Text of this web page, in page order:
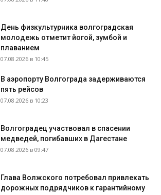
День физкультурника волгоградская
молодежь отметит йогой, зумбой и
плаванием
07.08.2026 в 10:45
В аэропорту Волгограда задерживаются
пять рейсов
07.08.2026 в 10:23
Волгоградец участвовал в спасении
медведей, погибавших в Дагестане
07.08.2026 в 09:47
Глава Волжского потребовал привлекать
дорожных подрядчиков к гарантийному